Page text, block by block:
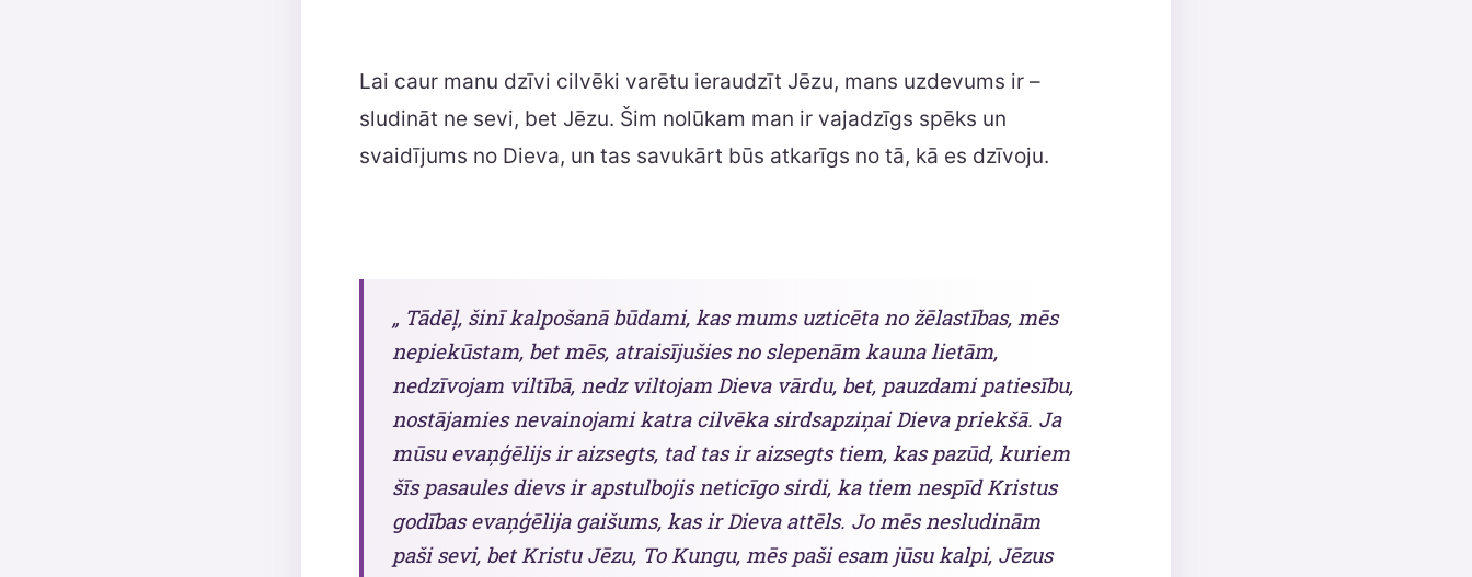
Lai caur manu dzīvi cilvēki varētu ieraudzīt Jēzu, mans uzdevums ir –
sludināt ne sevi, bet Jēzu. Šim nolūkam man ir vajadzīgs spēks un
svaidījums no Dieva, un tas savukārt būs atkarīgs no tā, kā es dzīvoju.
„ Tādēļ, šinī kalpošanā būdami, kas mums uzticēta no žēlastības, mēs
nepiekūstam, bet mēs, atraisījušies no slepenām kauna lietām,
nedzīvojam viltībā, nedz viltojam Dieva vārdu, bet, pauzdami patiesību,
nostājamies nevainojami katra cilvēka sirdsapziņai Dieva priekšā. Ja
mūsu evaņģēlijs ir aizsegts, tad tas ir aizsegts tiem, kas pazūd, kuriem
šīs pasaules dievs ir apstulbojis neticīgo sirdi, ka tiem nespīd Kristus
godības evaņģēlija gaišums, kas ir Dieva attēls. Jo mēs nesludinām
paši sevi, bet Kristu Jēzu, To Kungu, mēs paši esam jūsu kalpi, Jēzus